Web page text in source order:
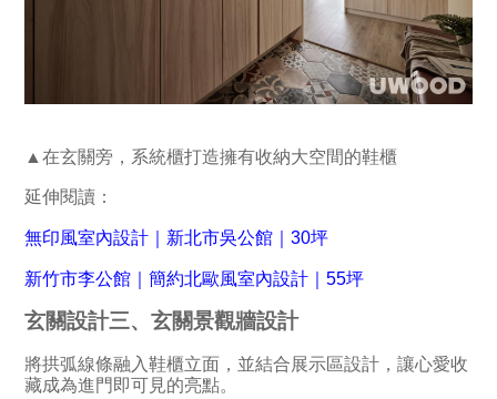
▲在玄關旁，系統櫃打造擁有收納大空間的鞋櫃
延伸閱讀：
無印風室內設計｜新北市吳公館｜30坪
新竹市李公館｜簡約北歐風室內設計｜55坪
玄關設計三、玄關景觀牆設計
將拱弧線條融入鞋櫃立面，並結合展示區設計，讓心愛收
藏成為進門即可見的亮點。